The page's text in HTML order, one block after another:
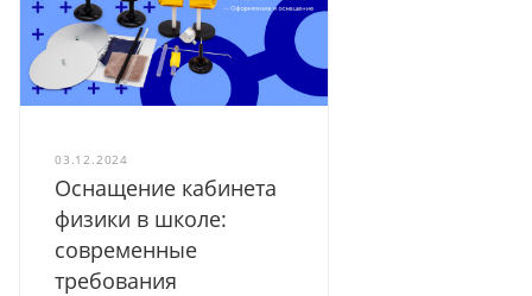
03.12.2024
Оснащение кабинета
физики в школе:
современные
требования